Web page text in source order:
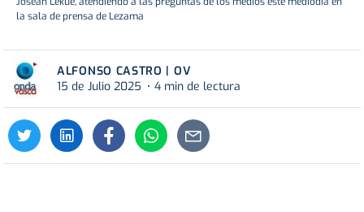
la sala de prensa de Lezama
ALFONSO CASTRO | OV
15 de Julio 2025
4 min de lectura